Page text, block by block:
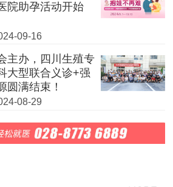
院助孕活动开始
09-16
主办，四川生殖专
大型联合义诊+强
圆满结束！
08-29